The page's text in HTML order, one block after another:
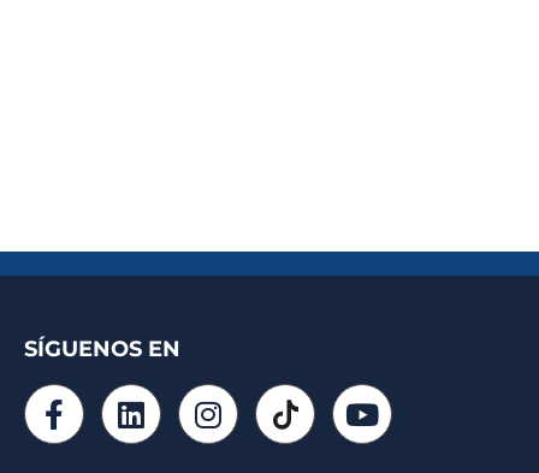
SÍGUENOS EN